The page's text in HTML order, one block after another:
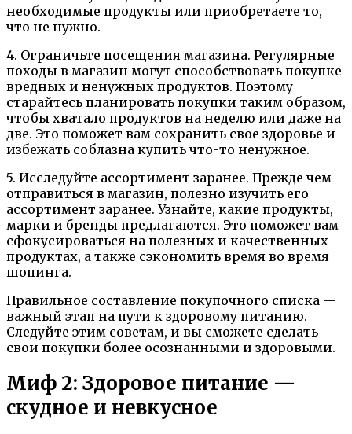
необходимые продукты или приобретаете то,
что не нужно.
4. Ограничьте посещения магазина. Регулярные
походы в магазин могут способствовать покупке
вредных и ненужных продуктов. Поэтому
старайтесь планировать покупки таким образом,
чтобы хватало продуктов на неделю или даже на
две. Это поможет вам сохранить свое здоровье и
избежать соблазна купить что-то ненужное.
5. Исследуйте ассортимент заранее. Прежде чем
отправиться в магазин, полезно изучить его
ассортимент заранее. Узнайте, какие продукты,
марки и бренды предлагаются. Это поможет вам
сфокусироваться на полезных и качественных
продуктах, а также сэкономить время во время
шопинга.
Правильное составление покупочного списка —
важный этап на пути к здоровому питанию.
Следуйте этим советам, и вы сможете сделать
свои покупки более осознанными и здоровыми.
Миф 2: Здоровое питание —
скудное и невкусное